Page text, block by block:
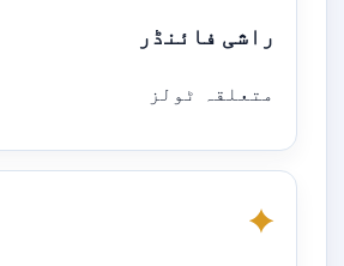
راشی فائنڈر
متعلقہ ٹولز
✦